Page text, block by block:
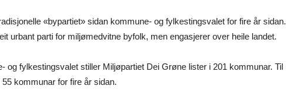
«bypartiet» sidan kommune- og fylkestingsvalet for fire år sidan.
urbant parti for miljømedvitne byfolk, men engasjerer over heile landet.
og fylkestingsvalet stiller Miljøpartiet Dei Grøne lister i 201 kommunar. Til
kommunar for fire år sidan.